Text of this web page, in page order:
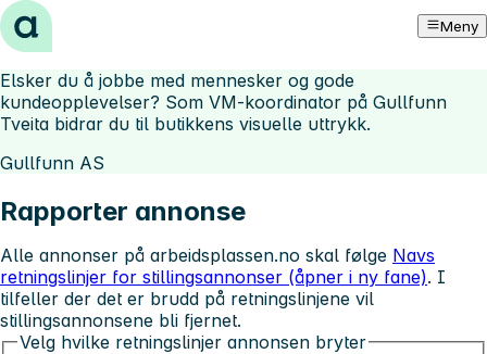
Hopp til innhold Meny
Elsker du å jobbe med mennesker og gode
kundeopplevelser? Som VM-koordinator på Gullfunn
Tveita bidrar du til butikkens visuelle uttrykk.
Gullfunn AS
Rapporter annonse
Alle annonser på arbeidsplassen.no skal følge Navs
retningslinjer for stillingsannonser (åpner i ny fane). I
tilfeller der det er brudd på retningslinjene vil
stillingsannonsene bli fjernet.
Velg hvilke retningslinjer annonsen bryter